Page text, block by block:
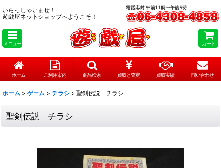
いらっしゃいませ！
遊戯屋ネットショップへようこそ！
メニュー カート
ホーム ご利用案内 商品検索 買取と査定 買取実績 問い合わせ
ホーム > ゲーム > チラシ > 聖剣伝説 チラシ
聖剣伝説 チラシ